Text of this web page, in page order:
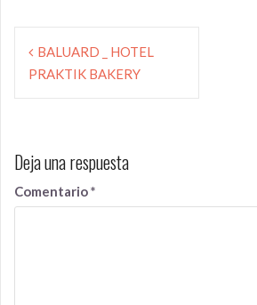
entradas
BALUARD _ HOTEL
PRAKTIK BAKERY
Deja una respuesta
Comentario*